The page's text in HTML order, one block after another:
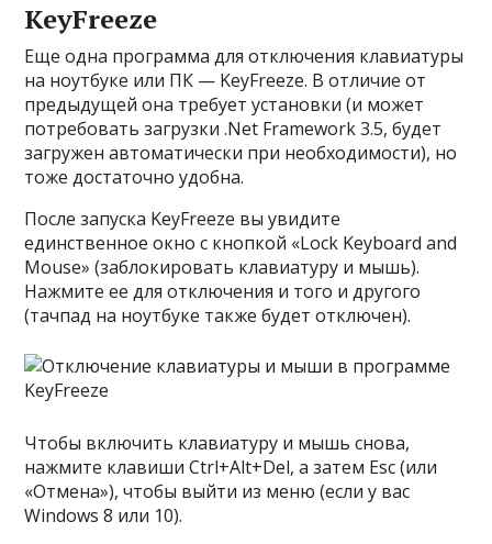
KeyFreeze
Еще одна программа для отключения клавиатуры
на ноутбуке или ПК — KeyFreeze. В отличие от
предыдущей она требует установки (и может
потребовать загрузки .Net Framework 3.5, будет
загружен автоматически при необходимости), но
тоже достаточно удобна.
После запуска KeyFreeze вы увидите
единственное окно с кнопкой «Lock Keyboard and
Mouse» (заблокировать клавиатуру и мышь).
Нажмите ее для отключения и того и другого
(тачпад на ноутбуке также будет отключен).
Чтобы включить клавиатуру и мышь снова,
нажмите клавиши Ctrl+Alt+Del, а затем Esc (или
«Отмена»), чтобы выйти из меню (если у вас
Windows 8 или 10).